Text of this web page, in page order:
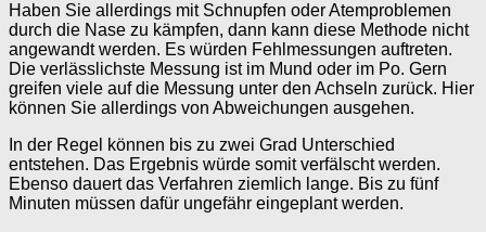
Haben Sie allerdings mit Schnupfen oder Atemproblemen
durch die Nase zu kämpfen, dann kann diese Methode nicht
angewandt werden. Es würden Fehlmessungen auftreten.
Die verlässlichste Messung ist im Mund oder im Po. Gern
greifen viele auf die Messung unter den Achseln zurück. Hier
können Sie allerdings von Abweichungen ausgehen.
In der Regel können bis zu zwei Grad Unterschied
entstehen. Das Ergebnis würde somit verfälscht werden.
Ebenso dauert das Verfahren ziemlich lange. Bis zu fünf
Minuten müssen dafür ungefähr eingeplant werden.